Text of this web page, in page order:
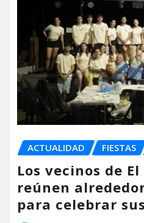
ACTUALIDAD FIESTAS
Los vecinos de
reúnen
para celebrar